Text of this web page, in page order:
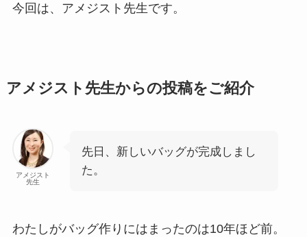
今回は、アメジスト先生です。
アメジスト先生からの投稿をご紹介
アメジスト
先生
先日、新しいバッグが完成しまし
た。
わたしがバッグ作りにはまったのは10年ほど前。